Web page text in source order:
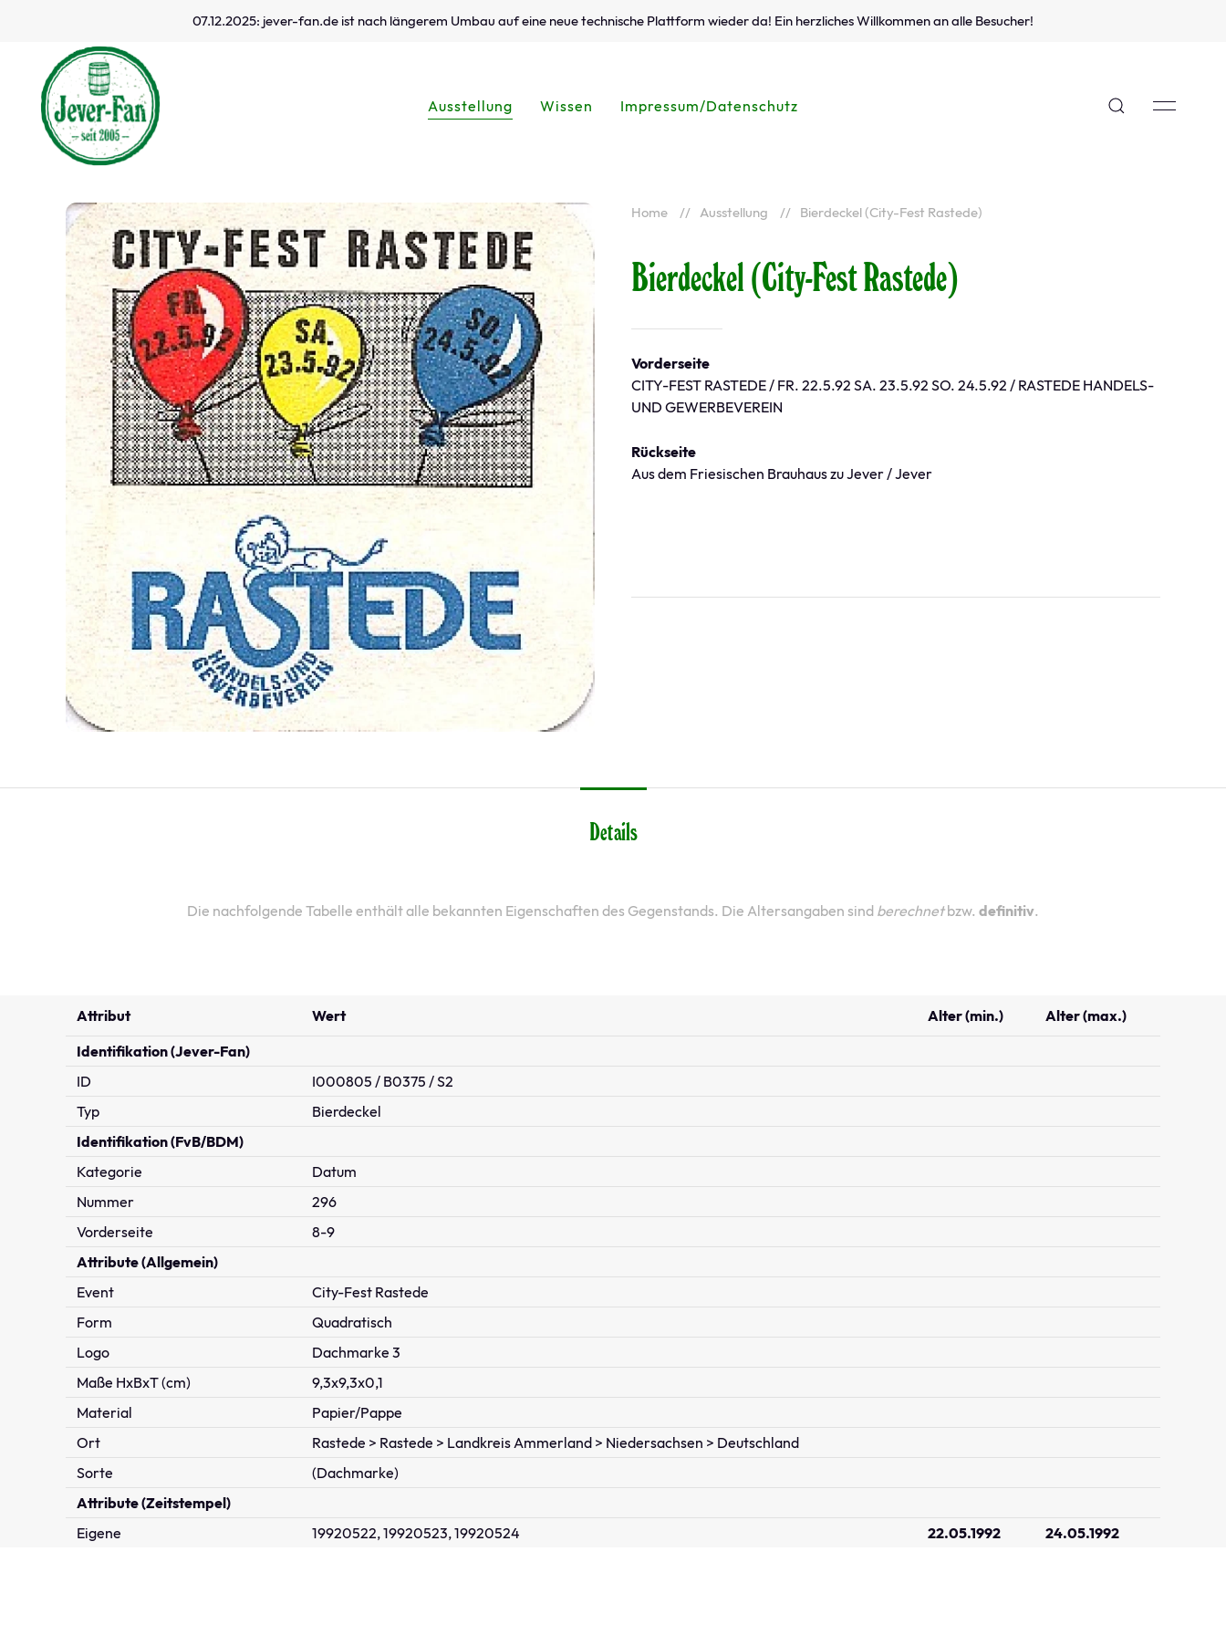
07.12.2025: jever-fan.de ist nach längerem Umbau auf eine neue technische Plattform wieder da! Ein herzliches Willkommen an alle Besucher!
Ausstellung Wissen Impressum/Datenschutz
Home Ausstellung Bierdeckel (City-Fest Rastede)
Bierdeckel (City-Fest Rastede)
Vorderseite
CITY-FEST RASTEDE / FR. 22.5.92 SA. 23.5.92 SO. 24.5.92 / RASTEDE HANDELS-
UND GEWERBEVEREIN
Rückseite
Aus dem Friesischen Brauhaus zu Jever / Jever
Details
Die nachfolgende Tabelle enthält alle bekannten Eigenschaften des Gegenstands. Die Altersangaben sind berechnetbzw. definitiv.
Attribut Wert Alter (min.)
Alter (max.)
Identifikation (Jever-Fan)
ID
I000805 / B0375 / S2
Typ
Bierdeckel
Identifikation (FvB/BDM)
Kategorie
Datum
Nummer
296
Vorderseite
8-9
Attribute (Allgemein)
Event
City-Fest Rastede
Form
Quadratisch
Logo
Dachmarke 3
Maße HxBxT (cm)
9,3x9,3x0,1
Material
Papier/Pappe
Ort
Rastede > Rastede > Landkreis Ammerland > Niedersachsen > Deutschland
Sorte
(Dachmarke)
Attribute (Zeitstempel)
Eigene
19920522, 19920523, 19920524 22.05.1992 24.05.1992